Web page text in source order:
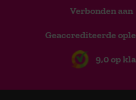
Verbonden aan
Geaccrediteerde
9,0 op